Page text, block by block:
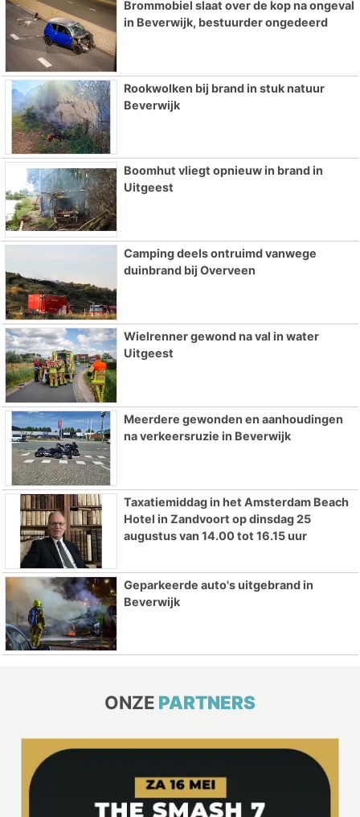
Brommobiel slaat over de kop na ongeval
in Beverwijk, bestuurder ongedeerd
Rookwolken bij brand in stuk natuur
Beverwijk
Boomhut vliegt opnieuw in brand in
Uitgeest
Camping deels ontruimd vanwege
duinbrand bij Overveen
Wielrenner gewond na val in water
Uitgeest
Meerdere gewonden en aanhoudingen
na verkeersruzie in Beverwijk
Taxatiemiddag in het Amsterdam Beach
Hotel in Zandvoort op dinsdag 25
augustus van 14.00 tot 16.15 uur
Geparkeerde auto's uitgebrand in
Beverwijk
ONZE PARTNERS